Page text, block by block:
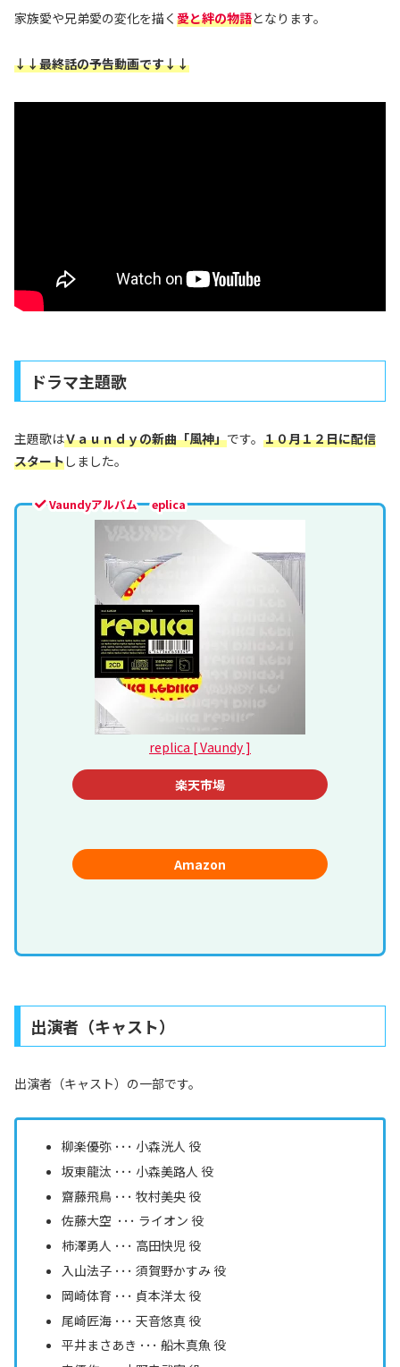
家族愛や兄弟愛の変化を描く 愛と絆の物語となります。
↓↓最終話の予告動画です↓↓
ドラマ主題歌
主題歌はＶａｕｎｄｙの新曲「風神」です。 １０月１２日に配信
スタートしました。
Vaundyアルバム eplica
replica [ Vaundy ]
楽天市場
Amazon
出演者（キャスト）
出演者（キャスト）の一部です。
柳楽優弥 ･･･ 小森洸人 役
坂東龍汰 ･･･ 小森美路人 役
齋藤飛鳥 ･･･ 牧村美央 役
佐藤大空 ･･･ ライオン 役
柿澤勇人 ･･･ 高田快児 役
入山法子 ･･･ 須賀野かすみ 役
岡崎体育 ･･･ 貞本洋太 役
尾崎匠海 ･･･ 天音悠真 役
平井まさあき ･･･ 船木真魚 役